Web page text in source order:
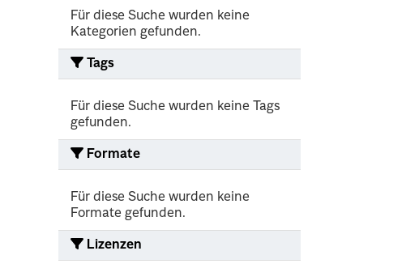
Für diese Suche wurden keine
Kategorien gefunden.
Tags
Für diese Suche wurden keine Tags
gefunden.
Formate
Für diese Suche wurden keine
Formate gefunden.
Lizenzen